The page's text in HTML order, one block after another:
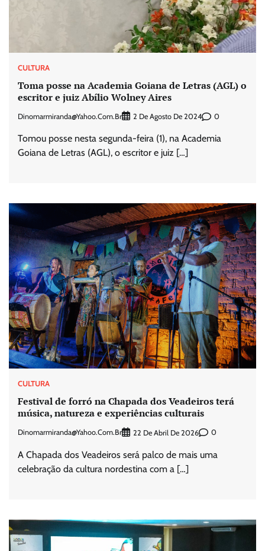
CULTURA
Toma posse na Academia Goiana de Letras (AGL) o
escritor e juiz Abílio Wolney Aires
Dinomarmiranda@yahoo.com.br 2 De Agosto De 2024 0
Tomou posse nesta segunda-feira (1), na Academia
Goiana de Letras (AGL), o escritor e juiz […]
CULTURA
Festival de forró na Chapada dos Veadeiros terá
música, natureza e experiências culturais
Dinomarmiranda@yahoo.com.br 22 De Abril De 2026 0
A Chapada dos Veadeiros será palco de mais uma
celebração da cultura nordestina com a […]